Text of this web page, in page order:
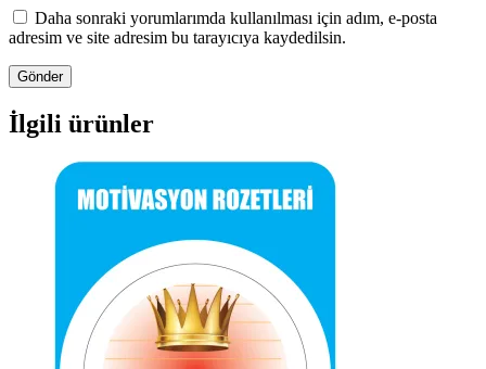
Daha sonraki yorumlarımda kullanılması için adım, e-posta
adresim ve site adresim bu tarayıcıya kaydedilsin.
İlgili ürünler